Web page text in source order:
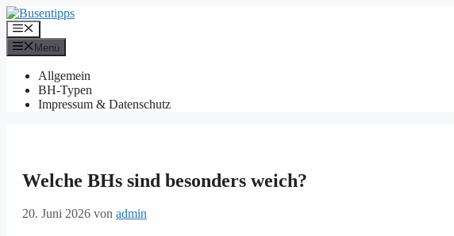
Zum
Inhalt
springen
Menü
Menü
Allgemein
BH-Typen
Impressum & Datenschutz
Welche BHs sind besonders weich?
20. Juni 2026 von admin